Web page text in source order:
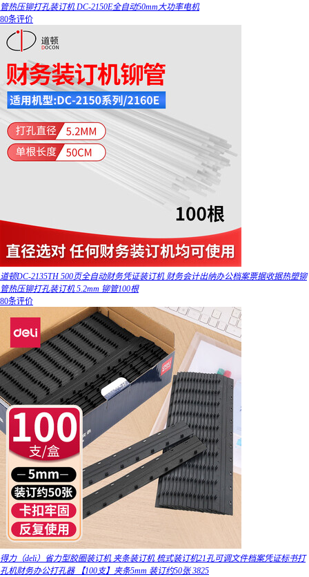
管热压铆打孔装订机 DC-2150E全自动50mm大功率电机
80条评价
道顿DC-2135TH 500页全自动财务凭证装订机 财务会计出纳办公档案票据收据热塑铆
管热压铆打孔装订机 5.2mm 铆管100根
80条评价
得力（deli）省力型胶圈装订机 夹条装订机 梳式装订机21孔可调文件档案凭证标书打
孔机财务办公打孔器 【100支】夹条5mm 装订约50张 3825